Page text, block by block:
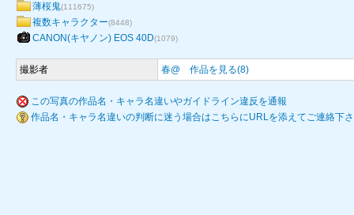
薄桜鬼(111675)
複数キャラクター(8448)
CANON(キヤノン) EOS 40D(1079)
撮影者 春@ 作品を見る(8)
この写真の作品名・キャラ名違いやガイドライン違反を通報
作品名・キャラ名違いの判断に迷う場合はこちらにURLを添えてご連絡下